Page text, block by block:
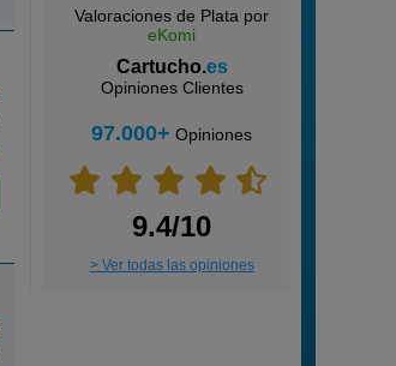
Valoraciones de Plata por
eKomi
Cartucho.es
Opiniones Clientes
97.000+ Opiniones
9.4/10
> Ver todas las opiniones